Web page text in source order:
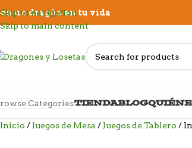
Skip to navigation
Skip to main content
un dragón en tu vida
CategoriesTIENDABLOG
Inicio Juegos de Mesa Juegos de Tablero